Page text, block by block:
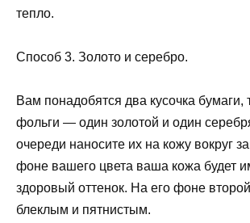
тепло.
Способ 3. Золото и серебро.
Вам понадобятся два кусочка бумаги,
фольги — один золотой и один
очереди наносите их на кожу вокруг
фоне вашего цвета ваша кожа будет
здоровый оттенок. На его фоне
блеклым и пятнистым.